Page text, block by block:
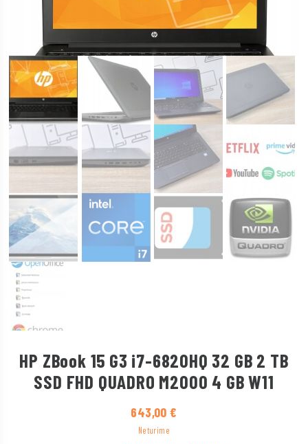
HP ZBook 15 G3 i7-6820HQ 32 GB 2 TB
SSD FHD QUADRO M2000 4 GB W11
643,00€
Neturime